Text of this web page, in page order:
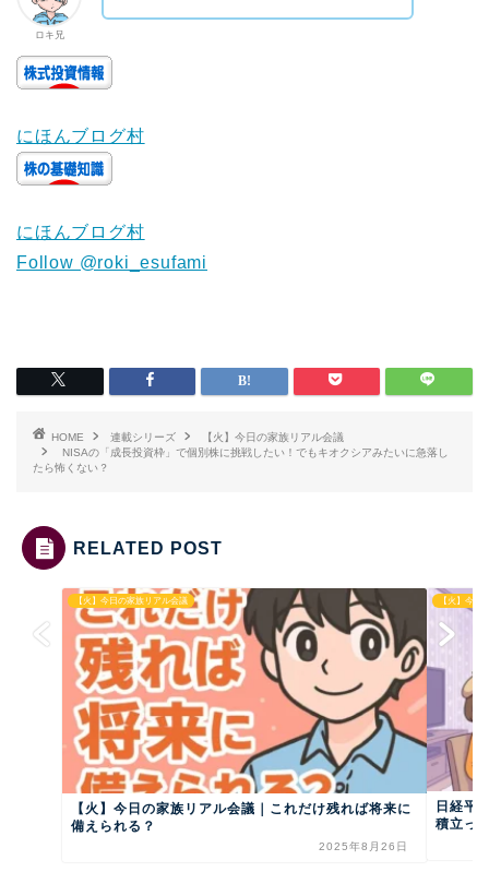
ロキ兄
にほんブログ村
にほんブログ村
Follow @roki_esufami
HOME 連載シリーズ
【火】今日の家族リアル会議
NISAの「成長投資枠」で個別株に挑戦したい！でもキオクシアみたいに急落し
たら怖くない？
RELATED POST
【火】今日の家族リアル会議
【火】今日の家族リアル会議｜これだけ残れば将来に
備えられる？
2025年8月26日
【火】今日
日経平
積立っ